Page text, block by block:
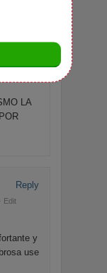
Edit
LA
· Edit
y
use
Reply